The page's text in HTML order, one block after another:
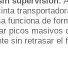
funciona de
picos masivos
sin retrasar el